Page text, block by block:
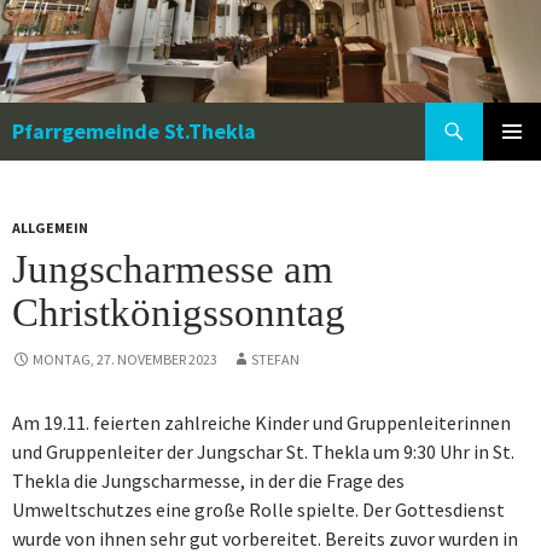
Zum
Inhalt
springen
Pfarrgemeinde St.Thekla
ALLGEMEIN
Jungscharmesse am
Christkönigssonntag
MONTAG, 27. NOVEMBER 2023 STEFAN
Am 19.11. feierten zahlreiche Kinder und Gruppenleiterinnen
und Gruppenleiter der Jungschar St. Thekla um 9:30 Uhr in St.
Thekla die Jungscharmesse, in der die Frage des
Umweltschutzes eine große Rolle spielte. Der Gottesdienst
wurde von ihnen sehr gut vorbereitet. Bereits zuvor wurden in